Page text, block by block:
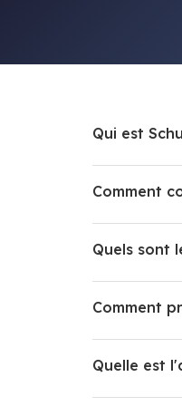
Qui est
Comment
Quels sont
Comment
Quelle est